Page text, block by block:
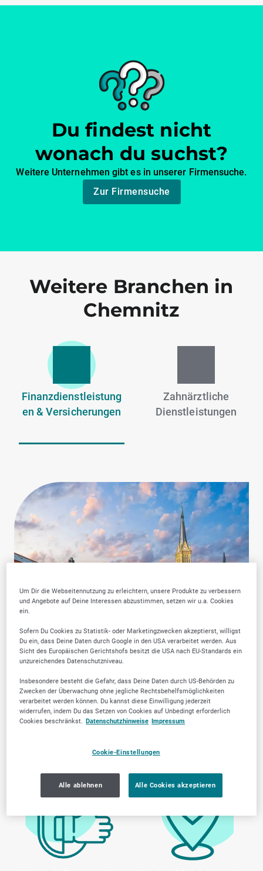
Du findest nicht
wonach du suchst?
Weitere Unternehmen gibt es in unserer Firmensuche.
Zur Firmensuche
Weitere Branchen in
Chemnitz
Finanzdienstleistung
en & Versicherungen
Zahnärztliche
Dienstleistungen
Warum SELLWERK
Trusted Firmen wählen?
Um Dir die Webseitennutzung zu erleichtern, unsere Produkte zu verbessern
und Angebote auf Deine Interessen abzustimmen, setzen wir u.a. Cookies
ein.
Sofern Du Cookies zu Statistik- oder Marketingzwecken akzeptierst, willigst
Du ein, dass Deine Daten durch Google in den USA verarbeitet werden. Aus
Sicht des Europäischen Gerichtshofs besitzt die USA nach EU-Standards ein
unzureichendes Datenschutzniveau.
Insbesondere besteht die Gefahr, dass Deine Daten durch US-Behörden zu
Zwecken der Überwachung ohne jegliche Rechtsbehelfsmöglichkeiten
verarbeitet werden können. Du kannst diese Einwilligung jederzeit
widerrufen, indem Du das Setzen von Cookies auf Unbedingt erforderlich
Cookies beschränkst. Datenschutzhinweise Impressum
Cookie-Einstellungen
Alle ablehnen Alle Cookies akzeptieren